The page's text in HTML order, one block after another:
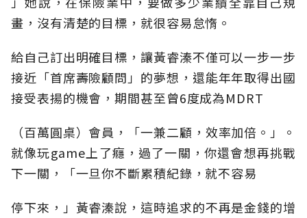
畫，沒有清楚的目標，就很容易怠惰。
給自己訂出明確目標，讓黃睿溱不僅可以一步一步
接近「首席壽險顧問」的夢想，還能年年取得出國
接受表揚的機會，期間甚至曾6度成為MDRT
（百萬圓桌）會員，「一兼二顧，效率加倍。」。
就像玩game上了癮，過了一關，你還會想再挑戰
下一關，「一旦你不斷累積紀錄，就不容易
停下來，」黃睿溱說，這時追求的不再是金錢的增